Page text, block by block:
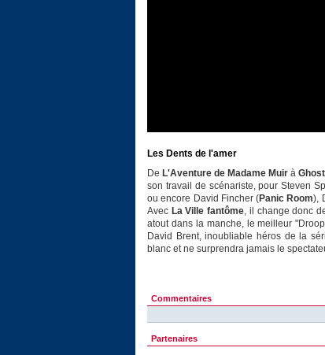
Les Dents de l'amer
De L'Aventure de Madame Muir à Ghost
son travail de scénariste, pour Steven
ou encore David Fincher (Panic Room),
Avec La Ville fantôme, il change donc
atout dans la manche, le meilleur
David Brent, inoubliable héros de la
blanc et ne surprendra jamais le
Commentaires
Partenaires